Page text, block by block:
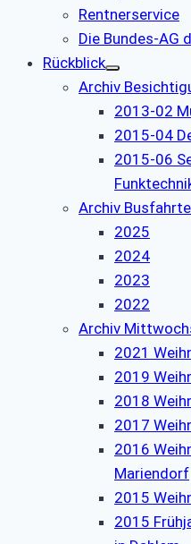
Rentnerservice
Die Bundes-AG
Rückblick
Archiv
2013-02
2015-04
2015-06
Archiv
2025
2024
2023
2022
Archiv
2021
2019
2018
2017
2016
Mariendorf
2015
2015